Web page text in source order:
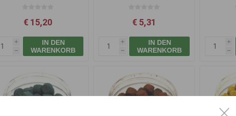
€ 15,20
i
h
IN DEN
WARENKORB
€ 5,31
i
h
IN DEN
WARENKORB
i
h